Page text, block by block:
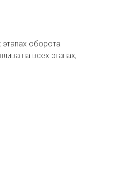
этапах оборота
на всех этапах,